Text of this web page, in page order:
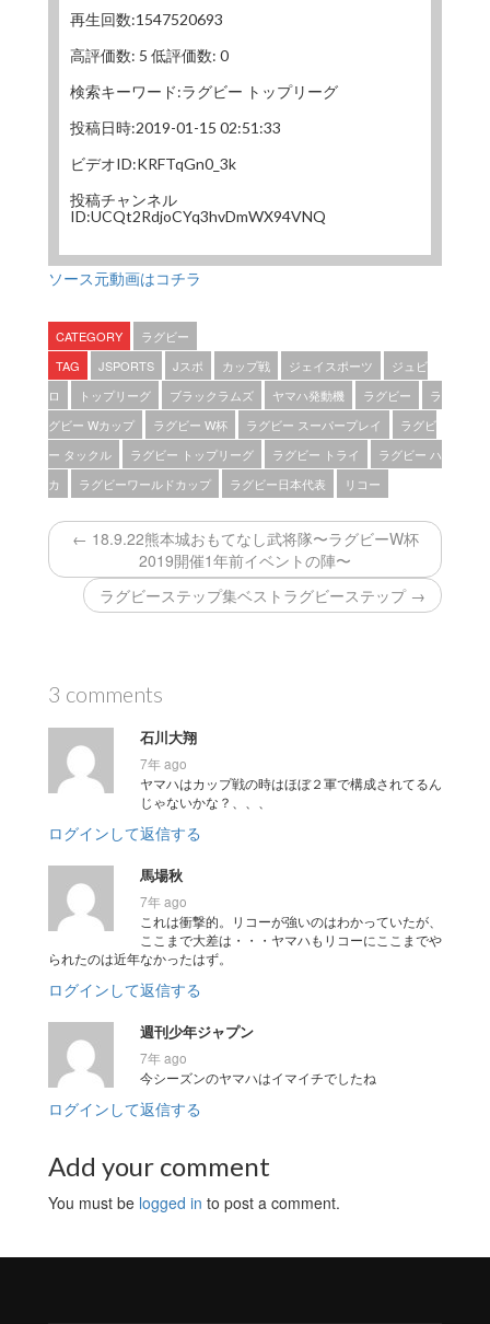
再生回数:1547520693
高評価数: 5 低評価数: 0
検索キーワード:ラグビー トップリーグ
投稿日時:2019-01-15 02:51:33
ビデオID:KRFTqGn0_3k
投稿チャンネル
ID:UCQt2RdjoCYq3hvDmWX94VNQ
ソース元動画はコチラ
CATEGORY
ラグビー
TAG
JSPORTS Jスポ カップ戦 ジェイスポーツ
ジュビ
ロ
トップリーグ ブラックラムズ ヤマハ発動機 ラグビー
ラ
グビー Wカップ
ラグビー W杯 ラグビー スーパープレイ
ラグビ
ー タックル
ラグビー トップリーグ ラグビー トライ
ラグビー ハ
カ
ラグビーワールドカップ ラグビー日本代表 リコー
← 18.9.22熊本城おもてなし武将隊〜ラグビーW杯
2019開催1年前イベントの陣〜
ラグビーステップ集ベストラグビーステップ →
3 comments
石川大翔
7年 ago
ヤマハはカップ戦の時はほぼ２軍で構成されてるん
じゃないかな？、、、
ログインして返信する
馬場秋
7年 ago
これは衝撃的。リコーが強いのはわかっていたが、
ここまで大差は・・・ヤマハもリコーにここまでや
られたのは近年なかったはず。
ログインして返信する
週刊少年ジャプン
7年 ago
今シーズンのヤマハはイマイチでしたね
ログインして返信する
Add your comment
You must be logged in to post a comment.